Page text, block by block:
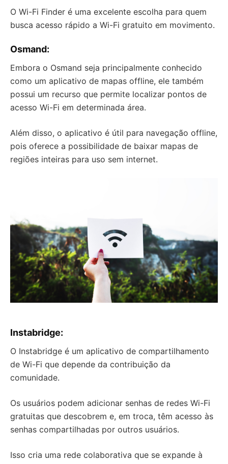
O Wi-Fi Finder é uma excelente escolha para quem
busca acesso rápido a Wi-Fi gratuito em movimento.
Osmand:
Embora o Osmand seja principalmente conhecido
como um aplicativo de mapas offline, ele também
possui um recurso que permite localizar pontos de
acesso Wi-Fi em determinada área.
Além disso, o aplicativo é útil para navegação offline,
pois oferece a possibilidade de baixar mapas de
regiões inteiras para uso sem internet.
Instabridge:
O Instabridge é um aplicativo de compartilhamento
de Wi-Fi que depende da contribuição da
comunidade.
Os usuários podem adicionar senhas de redes Wi-Fi
gratuitas que descobrem e, em troca, têm acesso às
senhas compartilhadas por outros usuários.
Isso cria uma rede colaborativa que se expande à